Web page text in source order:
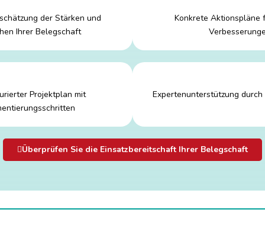
der Stärken und
Ihrer Belegschaft
Konkrete Aktionspläne
Projektplan mit
Expertenunterstützung
Überprüfen Sie die Einsatzbereitschaft Ihrer Belegschaft